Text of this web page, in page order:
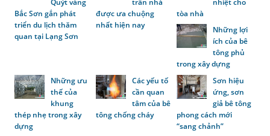
Quýt vàng
Bắc Sơn gắn phát
triển du lịch thăm
quan tại Lạng Sơn
trần nhà
được ưa chuộng
nhất hiện nay
nhiệt cho
tòa nhà
Những lợi
ích của bê
tông phủ
trong xây dựng
Những ưu
thế của
khung
thép nhẹ trong xây
dựng
Các yếu tố
cần quan
tâm của bê
tông chống cháy
Sơn hiệu
ứng, sơn
giả bê tông
phong cách mới
“sang chảnh”